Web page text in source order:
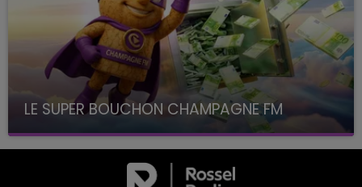
LE SUPER BOUCHON CHAMPAGNE FM
avec La Famille Champagne FM, à 8H10